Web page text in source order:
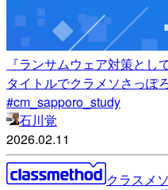
『ランサムウェア対策とし
タイトルでクラメソさっぽ
#cm_sapporo_study
石川覚
2026.02.11
クラスメ